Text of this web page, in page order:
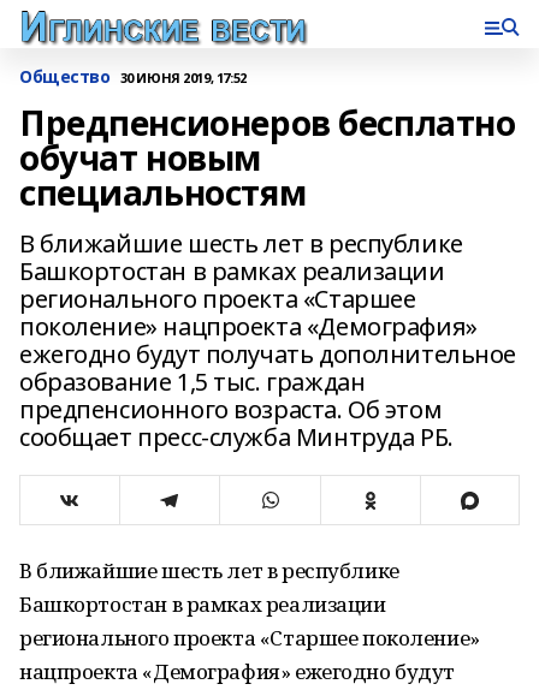
Общество 30 ИЮНЯ 2019, 17:52
Предпенсионеров бесплатно
обучат новым
специальностям
В ближайшие шесть лет в республике
Башкортостан в рамках реализации
регионального проекта «Старшее
поколение» нацпроекта «Демография»
ежегодно будут получать дополнительное
образование 1,5 тыс. граждан
предпенсионного возраста. Об этом
сообщает пресс-служба Минтруда РБ.
В ближайшие шесть лет в республике
Башкортостан в рамках реализации
регионального проекта «Старшее поколение»
нацпроекта «Демография» ежегодно будут